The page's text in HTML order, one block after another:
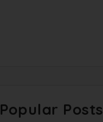
Popular Posts